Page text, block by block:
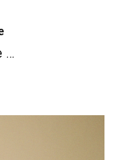
Комбинированные казаки Duerto